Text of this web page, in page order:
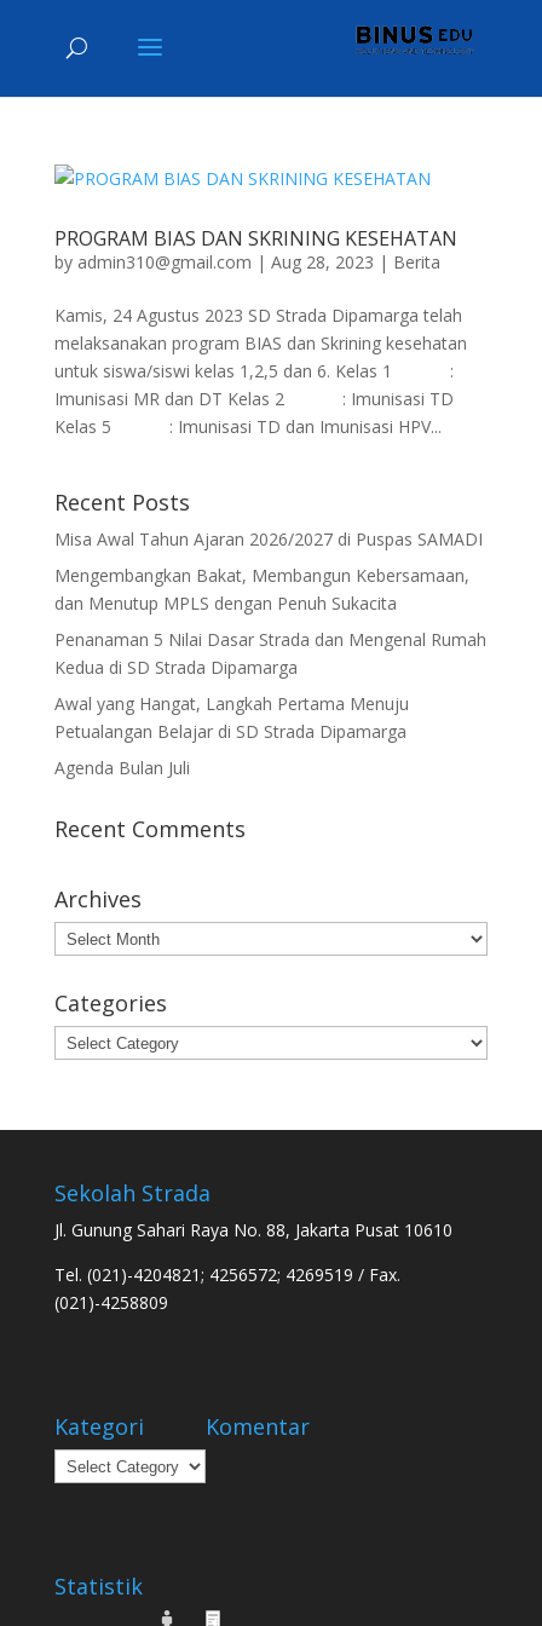
PROGRAM BIAS DAN SKRINING KESEHATAN
by admin310@gmail.com | Aug 28, 2023 | Berita
Kamis, 24 Agustus 2023 SD Strada Dipamarga telah
melaksanakan program BIAS dan Skrining kesehatan
untuk siswa/siswi kelas 1,2,5 dan 6. Kelas 1 :
Imunisasi MR dan DT Kelas 2 : Imunisasi TD
Kelas 5 : Imunisasi TD dan Imunisasi HPV...
Recent Posts
Misa Awal Tahun Ajaran 2026/2027 di Puspas SAMADI
Mengembangkan Bakat, Membangun Kebersamaan,
dan Menutup MPLS dengan Penuh Sukacita
Penanaman 5 Nilai Dasar Strada dan Mengenal Rumah
Kedua di SD Strada Dipamarga
Awal yang Hangat, Langkah Pertama Menuju
Petualangan Belajar di SD Strada Dipamarga
Agenda Bulan Juli
Recent Comments
Archives
Archives
Categories
Categories
Sekolah Strada
Jl. Gunung Sahari Raya No. 88, Jakarta Pusat 10610
Tel. (021)-4204821; 4256572; 4269519 / Fax.
(021)-4258809
Kategori
Kategori
Komentar
Statistik